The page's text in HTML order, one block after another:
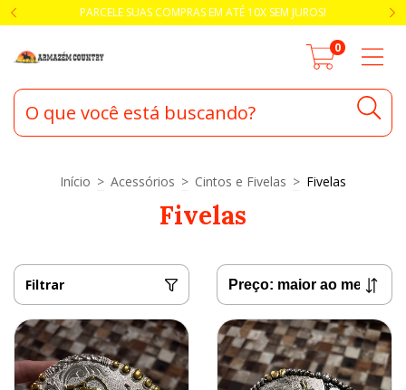
PARCELE SUAS COMPRAS EM ATÉ 10X SEM JUROS!
0
Início > Acessórios > Cintos e Fivelas > Fivelas
Fivelas
Filtrar